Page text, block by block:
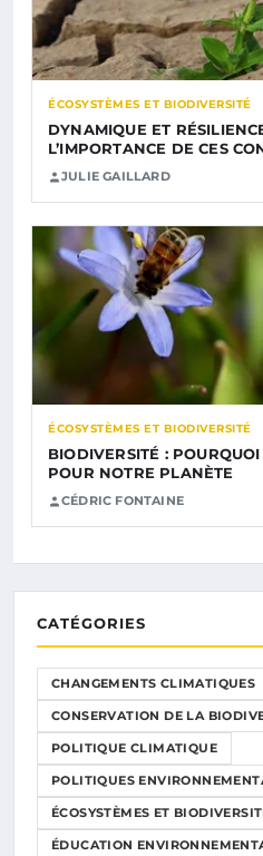
ÉCOSYSTÈMES ET BIODIVERSITÉ
DYNAMIQUE ET
L’IMPORTANCE DE CES
JULIE GAILLARD
ÉCOSYSTÈMES ET BIODIVERSITÉ
BIODIVERSITÉ :
POUR NOTRE PLANÈTE
CÉDRIC FONTAINE
CATÉGORIES
CHANGEMENTS CLIMATIQUES
CONSERVATION DE LA
POLITIQUE CLIMATIQUE
POLITIQUES
ÉCOSYSTÈMES ET
ÉDUCATION